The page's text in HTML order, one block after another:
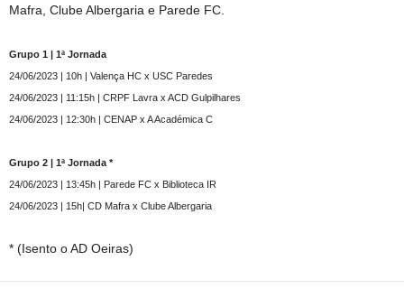
Mafra, Clube Albergaria e Parede FC.
Grupo 1 | 1ª Jornada
24/06/2023 | 10h | Valença HC x USC Paredes
24/06/2023 | 11:15h | CRPF Lavra x ACD Gulpilhares
24/06/2023 | 12:30h | CENAP x A Académica C
Grupo 2 | 1ª Jornada *
24/06/2023 | 13:45h | Parede FC x Biblioteca IR
24/06/2023 | 15h| CD Mafra x Clube Albergaria
* (Isento o AD Oeiras)